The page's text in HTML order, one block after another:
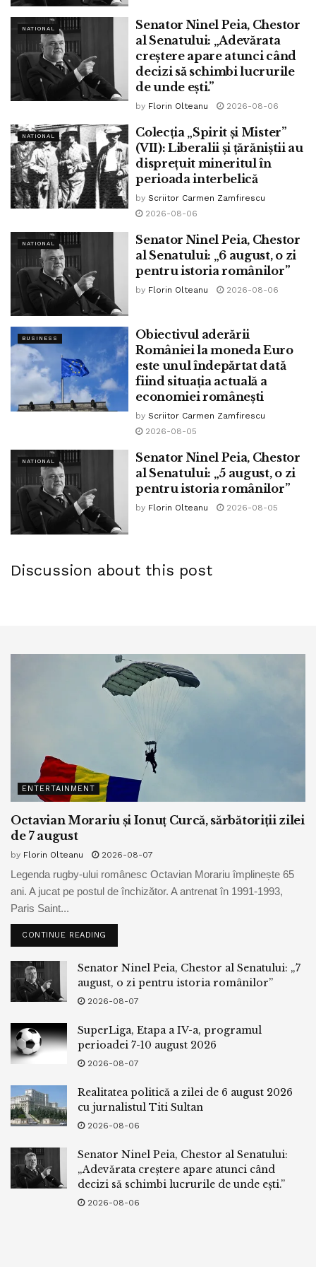
Tags: ninel peia
NATIONAL
Senator Ninel Peia, Chestor
al Senatului: „Adevărata
creștere apare atunci când
decizi să schimbi lucrurile
de unde ești.”
by Florin Olteanu 2026-08-06
NATIONAL
Colecția „Spirit și Mister”
(VII): Liberalii și țărăniștii au
disprețuit mineritul în
perioada interbelică
by Scriitor Carmen Zamfirescu
2026-08-06
NATIONAL
Senator Ninel Peia, Chestor
al Senatului: „6 august, o zi
pentru istoria românilor”
by Florin Olteanu 2026-08-06
BUSINESS
Obiectivul aderării
României la moneda Euro
este unul îndepărtat dată
fiind situația actuală a
economiei românești
by Scriitor Carmen Zamfirescu
2026-08-05
NATIONAL
Senator Ninel Peia, Chestor
al Senatului: „5 august, o zi
pentru istoria românilor”
by Florin Olteanu 2026-08-05
Discussion about this post
ENTERTAINMENT
Octavian Morariu și Ionuț Curcă, sărbătoriții zilei
de 7 august
by Florin Olteanu 2026-08-07
Legenda rugby-ului românesc Octavian Morariu împlinește 65
ani. A jucat pe postul de închizător. A antrenat în 1991-1993,
Paris Saint...
CONTINUE READING
Senator Ninel Peia, Chestor al Senatului: „7
august, o zi pentru istoria românilor”
2026-08-07
SuperLiga, Etapa a IV-a, programul
perioadei 7-10 august 2026
2026-08-07
Realitatea politică a zilei de 6 august 2026
cu jurnalistul Titi Sultan
2026-08-06
Senator Ninel Peia, Chestor al Senatului:
„Adevărata creștere apare atunci când
decizi să schimbi lucrurile de unde ești.”
2026-08-06